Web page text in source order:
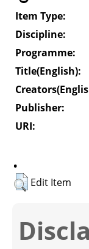
Item Type:
Discipline:
Programme:
Title(English):
Publisher:
URI:
.
Edit Item